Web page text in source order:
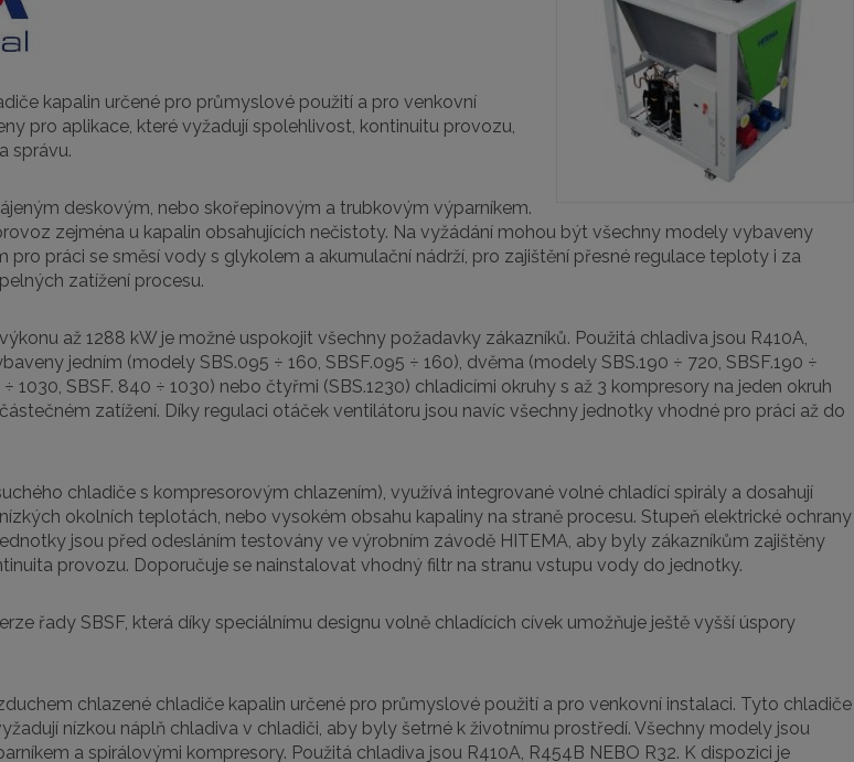
kapalin určené pro průmyslové použití a pro venkovní
pro aplikace, které vyžadují spolehlivost, kontinuitu provozu,
správu.
deskovým, nebo skořepinovým a trubkovým výparníkem.
zejména u kapalin obsahujících nečistoty. Na vyžádání mohou být všechny modely vybaveny
práci se směsí vody s glykolem a akumulační nádrží, pro zajištění přesné regulace teploty i za
zatížení procesu.
až 1288 kW je možné uspokojit všechny požadavky zákazníků. Použitá chladiva jsou R410A,
jedním (modely SBS.095 ÷ 160, SBSF.095 ÷ 160), dvěma (modely SBS.190 ÷ 720, SBSF.190 ÷
1030, SBSF. 840 ÷ 1030) nebo čtyřmi (SBS.1230) chladicími okruhy s až 3 kompresory na jeden okruh
zatížení. Díky regulaci otáček ventilátoru jsou navíc všechny jednotky vhodné pro práci až do
chladiče s kompresorovým chlazením), využívá integrované volné chladící spirály a dosahují
okolních teplotách, nebo vysokém obsahu kapaliny na straně procesu. Stupeň elektrické ochrany
jsou před odesláním testovány ve výrobním závodě HITEMA, aby byly zákazníkům zajištěny
provozu. Doporučuje se nainstalovat vhodný filtr na stranu vstupu vody do jednotky.
řady SBSF, která díky speciálnímu designu volně chladících cívek umožňuje ještě vyšší úspory
chlazené chladiče kapalin určené pro průmyslové použití a pro venkovní instalaci. Tyto chladiče
nízkou náplň chladiva v chladiči, aby byly šetrné k životnímu prostředí. Všechny modely jsou
a spirálovými kompresory. Použitá chladiva jsou R410A, R454B NEBO R32. K dispozici je